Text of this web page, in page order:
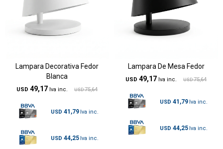
Lampara Decorativa Fedor
Blanca
USD 49,17 USD 75,64
USD 41,79
USD 44,25
Lampara De Mesa Fedor
USD 49,17 USD 75,64
USD 41,79
USD 44,25